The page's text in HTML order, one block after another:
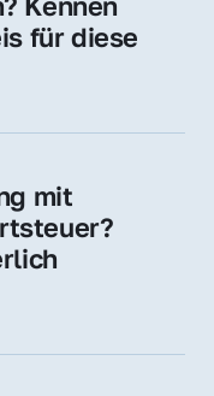
für diese
vor –
mit
in der Regel